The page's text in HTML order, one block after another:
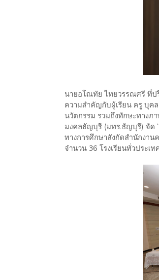
นายอโณทัย ไทยวรรณศรี ที่ปรึ
ความสำคัญกับผู้เรียน ครู บุค
นวัตกรรม รวมถึงทักษะทางภ
มงคลธัญบุรี (มทร.ธัญบุรี) จัด
ทางการศึกษาสังกัดสำนักงา
จำนวน 36 โรงเรียนทั่วประเ